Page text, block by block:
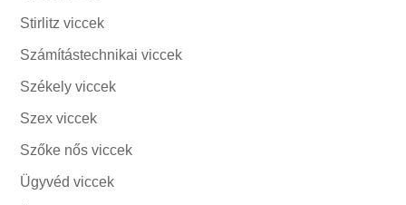
Stirlitz viccek
Számítástechnikai viccek
Székely viccek
Szex viccek
Szőke nős viccek
Ügyvéd viccek